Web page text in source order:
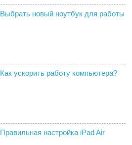
Выбрать новый ноутбук для работы
Как ускорить работу компьютера?
Правильная настройка iPad Air